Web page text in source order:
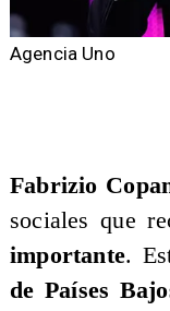
Agencia Uno
Fabrizio
sociales que
importante.
de Países